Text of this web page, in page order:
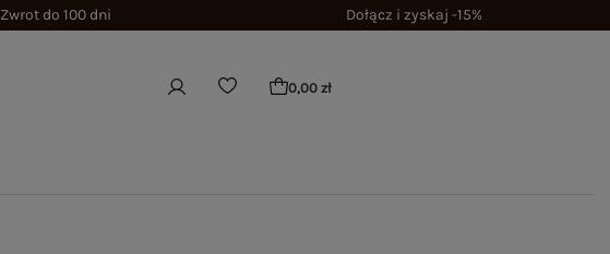
Zwrot do 100 dni Dołącz i zyskaj -15%
0,00 zł